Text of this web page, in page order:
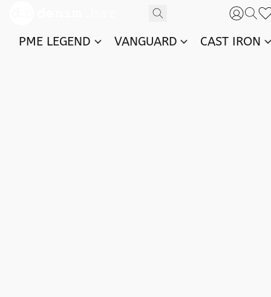
PME LEGEND VANGUARD CAST IRON